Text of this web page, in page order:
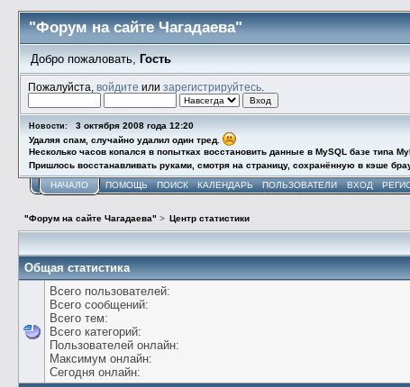
"Форум на сайте Чагадаева"
Добро пожаловать, Гость
Пожалуйста,войдите илизарегистрируйтесь
Новости:
3 октября 2008 года 12:20
Удаляя спам, случайно удалил один тред.
Несколько часов копался в попытках восстановить данные в MySQL базе типа
Пришлось восстанавливать руками, смотря на страницу, сохранённую в кэше
НАЧАЛО ПОМОЩЬ ПОИСК КАЛЕНДАРЬ ПОЛЬЗОВАТЕЛИ ВХОД
"Форум на сайте Чагадаева" > Центр статистики
Общая статистика
Всего пользователей:
Всего сообщений:
Всего тем:
Всего категорий:
Пользователей онлайн:
Максимум онлайн:
Сегодня онлайн: